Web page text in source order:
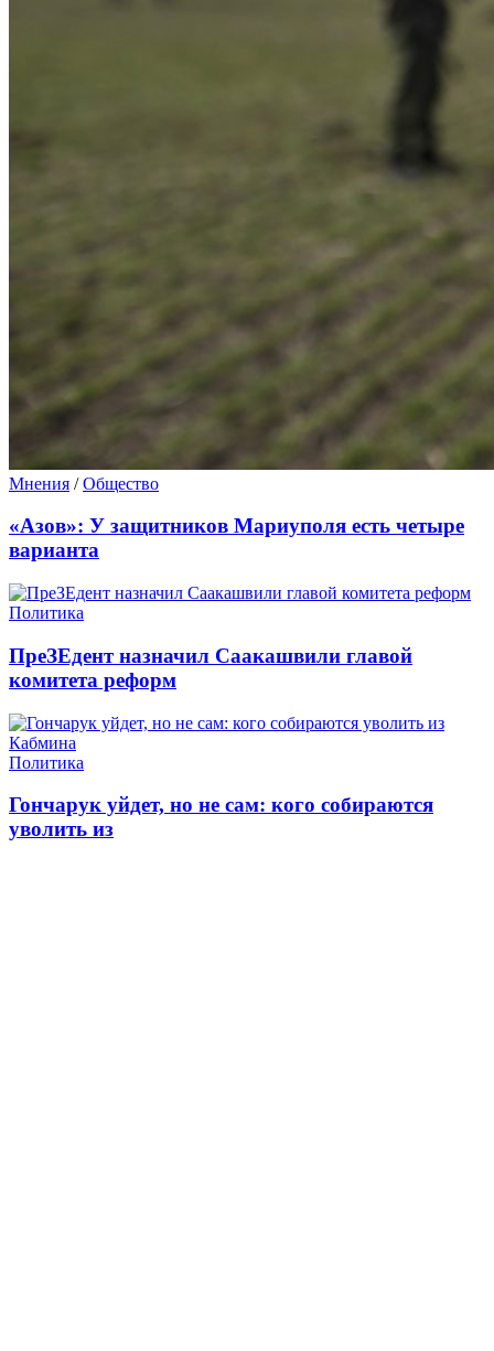
Мнения /Общество
«Азов»: У защитников Мариуполя есть четыре
варианта
Политика
ПреЗЕдент назначил Саакашвили главой
комитета реформ
Политика
Гончарук уйдет, но не сам: кого собираются
уволить из